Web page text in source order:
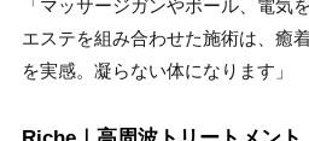
「マッサージガンやボール、電気
エステを組み合わせた施術は、癒
を実感。凝らない体になります」